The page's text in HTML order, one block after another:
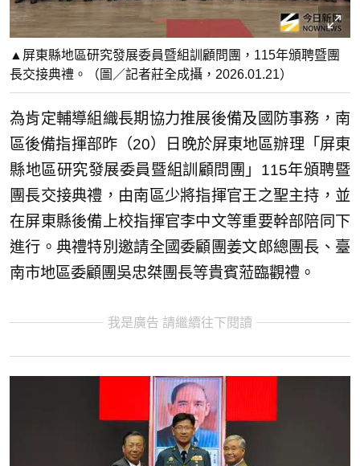
▲屏東縣地區研究發展委員暨組訓顧問團，115年頒聘暨團
長交接典禮。（圖／記者莊全成攝，2026.01.21）
為肯定輔導組織長期協力推展後備及國防事務，南
區後備指揮部昨（20）日晚於屏東地區辦理「屏東
縣地區研究發展委員暨組訓顧問團」115年頒聘暨
團長交接典禮，由南區少將指揮官王之聖主持，並
在屏東縣後備上校指揮官李中文等重要幹部陪同下
進行。典禮特別邀請全國委顧團姜文郎總團長、臺
南市地區委顧團吳忠桀團長等貴賓蒞臨觀禮。
我是廣告 請繼續往下閱讀